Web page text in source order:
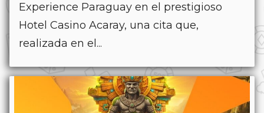
Experience Paraguay en el prestigioso
Hotel Casino Acaray, una cita que,
realizada en el...